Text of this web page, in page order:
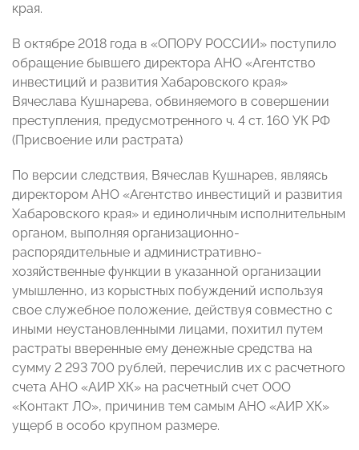
края.
В октябре 2018 года в «ОПОРУ РОССИИ» поступило
обращение бывшего директора АНО «Агентство
инвестиций и развития Хабаровского края»
Вячеслава Кушнарева, обвиняемого в совершении
преступления, предусмотренного ч. 4 ст. 160 УК РФ
(Присвоение или растрата)
По версии следствия, Вячеслав Кушнарев, являясь
директором АНО «Агентство инвестиций и развития
Хабаровского края» и единоличным исполнительным
органом, выполняя организационно-
распорядительные и административно-
хозяйственные функции в указанной организации
умышленно, из корыстных побуждений используя
свое служебное положение, действуя совместно с
иными неустановленными лицами, похитил путем
растраты вверенные ему денежные средства на
сумму 2 293 700 рублей, перечислив их с расчетного
счета АНО «АИР ХК» на расчетный счет ООО
«Контакт ЛО», причинив тем самым АНО «АИР ХК»
ущерб в особо крупном размере.